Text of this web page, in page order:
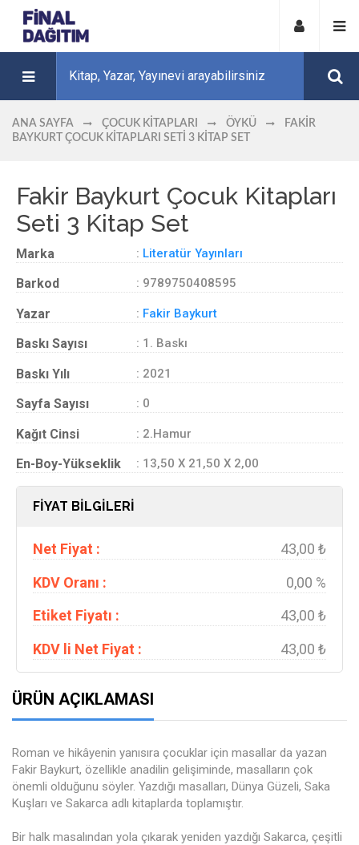
ANA SAYFA ÇOCUK KITAPLARI ÖYKÜ
FAKIR
BAYKURT ÇOCUK KITAPLARI SETI 3 KITAP SET
Fakir Baykurt Çocuk Kitapları
Seti 3 Kitap Set
Marka : Literatür Yayınları
Barkod : 9789750408595
Yazar : Fakir Baykurt
Baskı Sayısı : 1. Baskı
Baskı Yılı : 2021
Sayfa Sayısı : 0
Kağıt Cinsi : 2.Hamur
En-Boy-Yükseklik : 13,50 X 21,50 X 2,00
FİYAT BİLGİLERİ
Net Fiyat :
43,00 ₺
KDV Oranı :
0,00 %
Etiket Fiyatı :
43,00 ₺
KDV li Net Fiyat :
43,00 ₺
ÜRÜN AÇIKLAMASI
Roman ve hikâyenin yanısıra çocuklar için masallar da yazan
Fakir Baykurt, özellikle anadilin gelişiminde, masalların çok
önemli olduğunu söyler. Yazdığı masalları, Dünya Güzeli, Saka
Kuşları ve Sakarca adlı kitaplarda toplamıştır.
Bir halk masalından yola çıkarak yeniden yazdığı Sakarca, çeşitli